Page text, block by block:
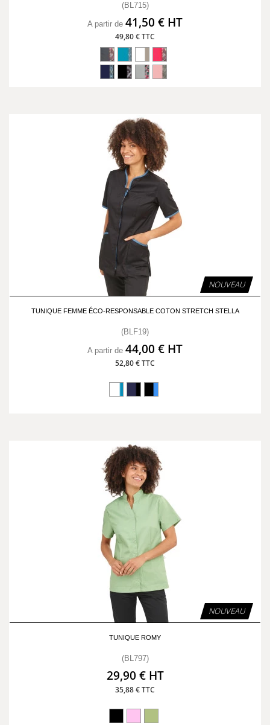
(BL715)
A partir de 41,50 € HT
49,80 € TTC
NOUVEAU
TUNIQUE FEMME ÉCO-RESPONSABLE COTON STRETCH STELLA
(BLF19)
A partir de 44,00 € HT
52,80 € TTC
NOUVEAU
TUNIQUE ROMY
(BL797)
29,90 € HT
35,88 € TTC